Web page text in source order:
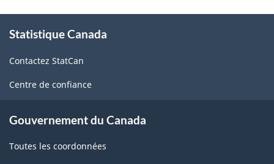
propos
ce
site
Statistique Canada
Contactez StatCan
Centre de confiance
Gouvernement du Canada
Toutes les coordonnées